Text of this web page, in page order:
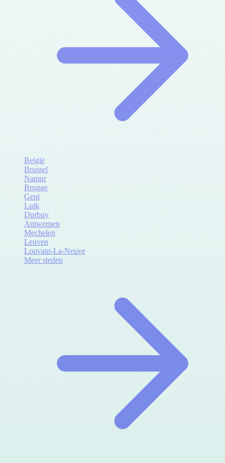
België
Brussel
Namur
Brugge
Gent
Luik
Durbuy
Antwerpen
Mechelen
Leuven
Louvain-La-Neuve
Meer steden